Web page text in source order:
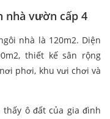
nhà vườn cấp 4
nhà là 120m2. Diện
thiết kế sân rộng
phơi, khu vưi chơi và
ô đất của gia đình